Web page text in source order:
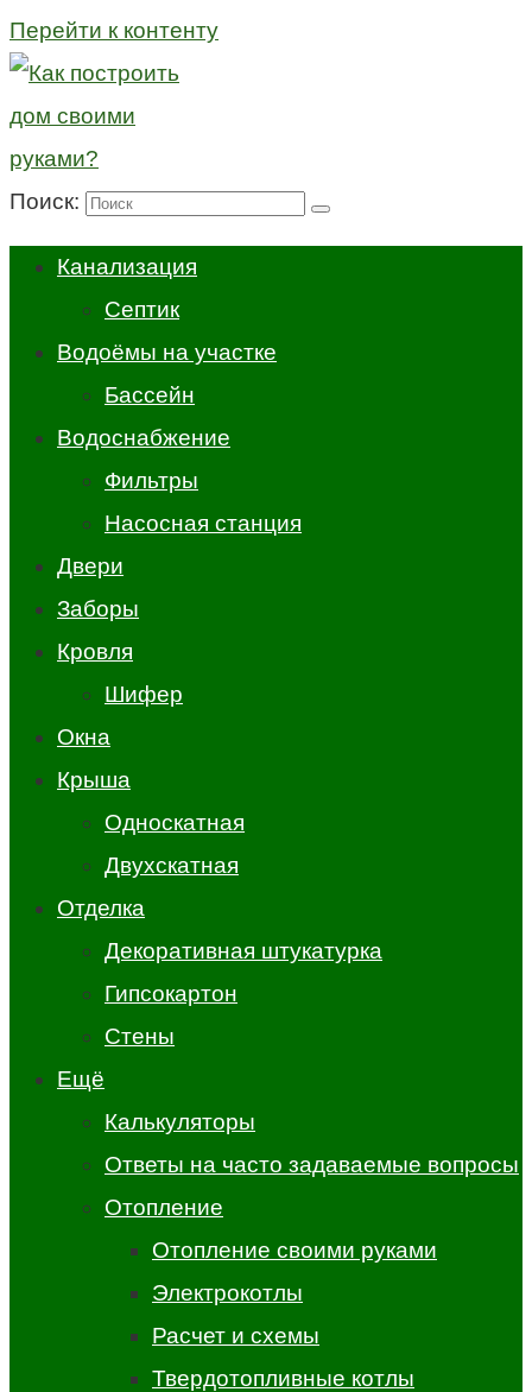
Перейти к контенту
Поиск:
Канализация
Септик
Водоёмы на участке
Бассейн
Водоснабжение
Фильтры
Насосная станция
Двери
Заборы
Кровля
Шифер
Окна
Крыша
Односкатная
Двухскатная
Отделка
Декоративная штукатурка
Гипсокартон
Стены
Ещё
Калькуляторы
Ответы на часто задаваемые вопросы
Отопление
Отопление своими руками
Электрокотлы
Расчет и схемы
Твердотопливные котлы